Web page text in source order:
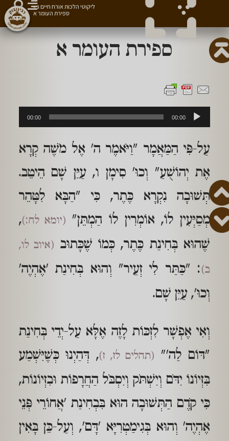
ספירת העומר א
נגן
אודיו
00:00
00:00
עַל-פִּי הַמַּאֲמָר "וַיֹּאמֶר ה' אֶל מֹשֶׁה קְרָא
אֶת יְהוֹשֻׁעַ" וְכוּ' סִימָן ו, עַיֵּן שָׁם הֵיטֵב.
תְּשׁוּבָה נִקְרָא כֶּתֶר, כִּי "הַבָּא לִטָּהֵר
מְסַיְּעִין לוֹ, אוֹמְרִין לוֹ הַמְתֵּן" (יומא לח:),
שֶׁהוּא בְּחִינַת כֶּתֶר, כְּמוֹ שֶׁכָּתוּב (איוב לו,
ב): "כַּתַּר לִי זְעֵיר" וְהוּא בְּחִינַת 'אֶהְיֶה'
וְכוּ', עַיֵּן שָׁם.
וְאִי אֶפְשָׁר לִזְכּוֹת לָזֶה אֶלָּא עַל-יְדֵי בְּחִינַת
"דּוֹם לַה'" (תהלים לז, ז), דְּהַיְנוּ כְּשֶׁיִּשְׁמַע
בִּזְיוֹנוֹ יִדֹּם וְיִשְׁתֹּק וְיִסְבֹּל הַחֲרָפוֹת וּבִזְיוֹנוֹת,
כִּי קֹדֶם הַתְּשׁוּבָה הוּא בִּבְחִינַת 'אֲחוֹרֵי פְּנֵי
אֶהְיֶה' וְהוּא בְּגִימַטְרִיָּא 'דָּם', וְעַל-כֵּן בָּאִין
ליקוטי הלכות אורח חיים ג»
ספירת העומר א